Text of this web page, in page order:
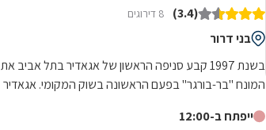
(3.4) 8 דירוגים
בני דרור
בשנת 1997 קבע סניפה הראשון של אגאדיר בתל אביב את
המונח "בר-בורגר" בפעם הראשונה בשוק המקומי. אגאדיר
ייפתח ב-12:00